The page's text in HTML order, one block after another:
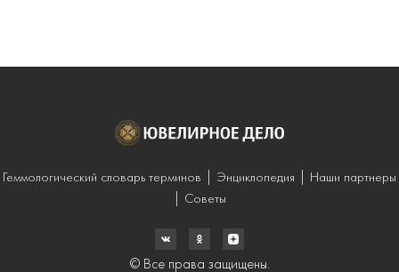
Геммологический словарь терминов Энциклопедия
Наши партнеры
Советы
© Все права защищены.